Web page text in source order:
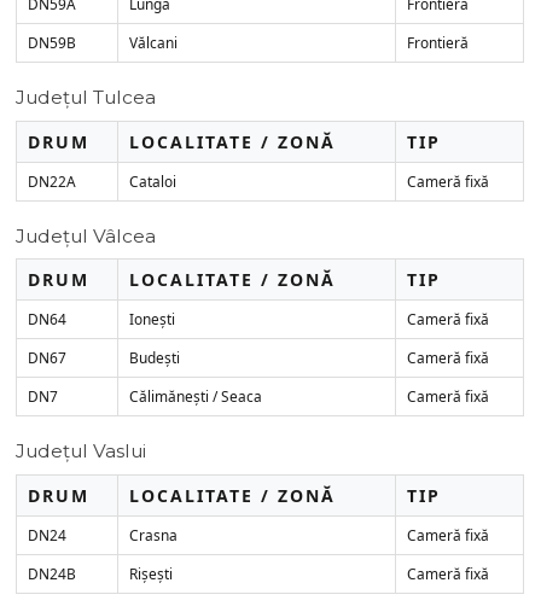
DN59A
Lunga
Frontieră
DN59B
Vălcani Frontieră
Județul Tulcea
DRUM
LOCALITATE / ZONĂ TIP
DN22A Cataloi Cameră fixă
Județul Vâlcea
DRUM
LOCALITATE / ZONĂ TIP
DN64 Ionești
Cameră fixă
DN67
Budești
Cameră fixă
DN7
Călimănești / Seaca Cameră fixă
Județul Vaslui
DRUM
LOCALITATE / ZONĂ TIP
DN24 Crasna
Cameră fixă
DN24B
Rișești Cameră fixă